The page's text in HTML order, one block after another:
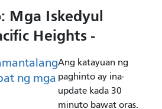
Mga Iskedyul
Heights -
ng mga
Ang katayuan ng
paghinto ay ina-
update kada 30
minuto bawat oras.